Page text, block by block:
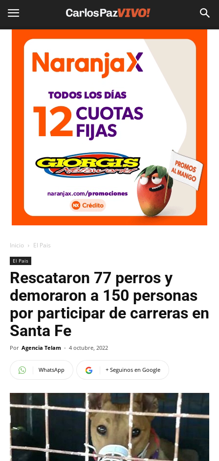
Inicio El Pais
El Pais
Rescataron 77 perros y
demoraron a 150 personas
por participar de carreras en
Santa Fe
Por Agencia Telam - 4 octubre, 2022
WhatsApp + Seguinos en Google